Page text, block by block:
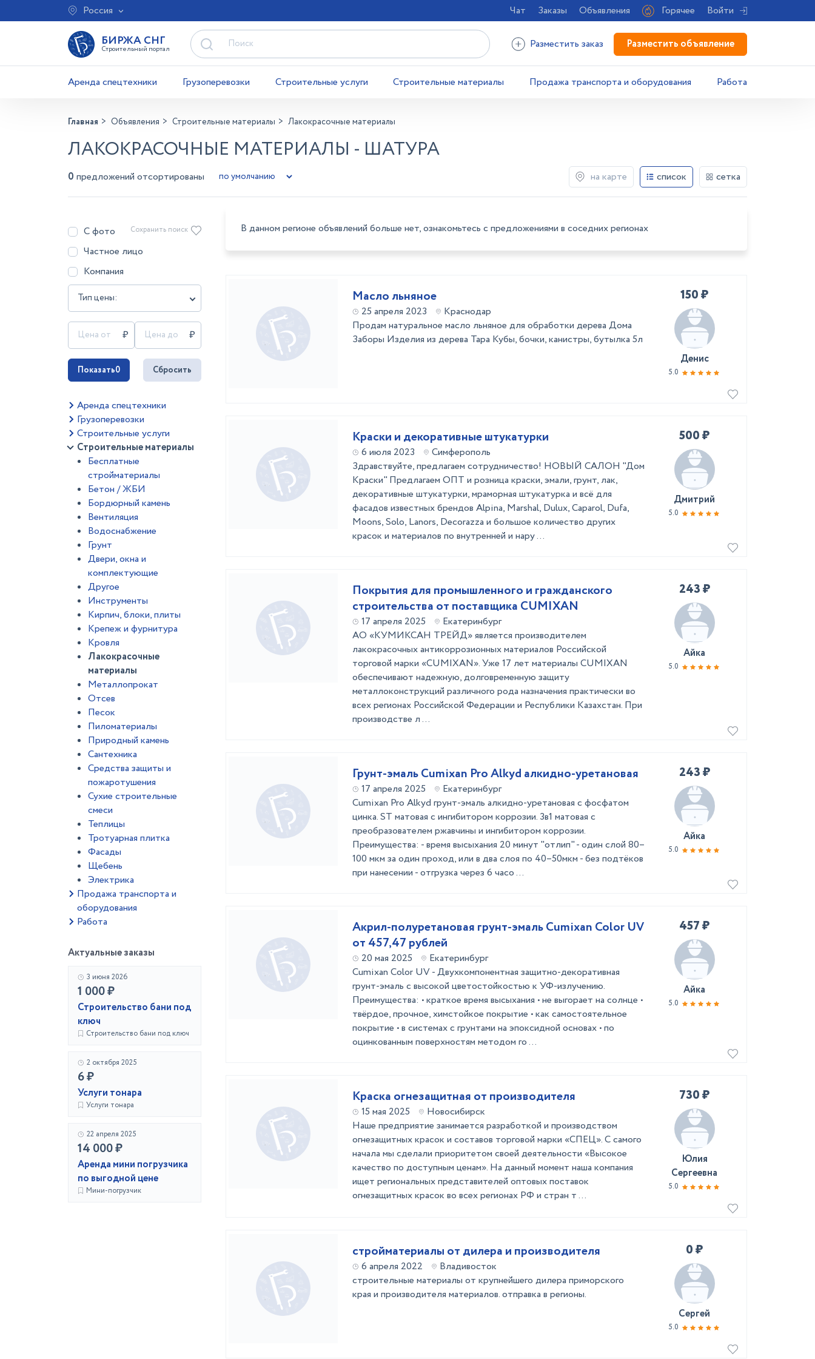
Россия Чат Заказы Объявления Горячее Войти
БИРЖА СНГ
Строительный портал Разместить заказ Разместить объявление
Аренда спецтехники Грузоперевозки Строительные услуги Строительные материалы Продажа транспорта и оборудования Работа
Главная Объявления Строительные материалы Лакокрасочные материалы
ЛАКОКРАСОЧНЫЕ МАТЕРИАЛЫ - ШАТУРА
0 предложений отсортированы на карте список сетка
С фото
Частное лицо
Компания
Тип цены:
Сохранить поиск
Показать0 Сбросить
Аренда спецтехники
Грузоперевозки
Строительные услуги
Строительные материалы
Бесплатные
стройматериалы
Бетон / ЖБИ
Бордюрный камень
Вентиляция
Водоснабжение
Грунт
Двери, окна и
комплектующие
Другое
Инструменты
Кирпич, блоки, плиты
Крепеж и фурнитура
Кровля
Лакокрасочные
материалы
Металлопрокат
Отсев
Песок
Пиломатериалы
Природный камень
Сантехника
Средства защиты и
пожаротушения
Сухие строительные
смеси
Теплицы
Тротуарная плитка
Фасады
Щебень
Электрика
Продажа транспорта и
оборудования
Работа
Актуальные заказы
3 июня 2026
1 000 ₽
Строительство бани под
ключ
Строительство бани под ключ
2 октября 2025
6 ₽
Услуги тонара
Услуги тонара
22 апреля 2025
14 000 ₽
Аренда мини погрузчика
по выгодной цене
Мини-погрузчик
В данном регионе объявлений больше нет, ознакомьтесь с предложениями в соседних регионах
Масло льняное
25 апреля 2023
Краснодар
Продам натуральное масло льняное для обработки дерева Дома
Заборы Изделия из дерева Тара Кубы, бочки, канистры, бутылка 5л
150 ₽
Денис
5.0
Краски и декоративные штукатурки
6 июля 2023
Симферополь
Здравствуйте, предлагаем сотрудничество! НОВЫЙ САЛОН "Дом
Краски" Предлагаем ОПТ и розница краски, эмали, грунт, лак,
декоративные штукатурки, мраморная штукатурка и всё для
фасадов известных брендов Alpina, Marshal, Dulux, Caparol, Dufa,
Moons, Solo, Lanors, Decorazza и большое количество других
красок и материалов по внутренней и нару ...
500 ₽
Дмитрий
5.0
Покрытия для промышленного и гражданского
строительства от поставщика CUMIXAN
17 апреля 2025
Екатеринбург
АО «КУМИКСАН ТРЕЙД» является производителем
лакокрасочных антикоррозионных материалов Российской
торговой марки «CUMIXAN». Уже 17 лет материалы CUMIXAN
обеспечивают надежную, долговременную защиту
металлоконструкций различного рода назначения практически во
всех регионах Российской Федерации и Республики Казахстан. При
производстве л ...
243 ₽
Айка
5.0
Грунт-эмаль Cumixan Pro Alkyd алкидно-уретановая
17 апреля 2025
Екатеринбург
Cumixan Pro Alkyd грунт-эмаль алкидно-уретановая с фосфатом
цинка. ST матовая с ингибитором коррозии. 3в1 матовая с
преобразователем ржавчины и ингибитором коррозии.
Преимущества: - время высыхания 20 минут "отлип" - один слой 80–
100 мкм за один проход, или в два слоя по 40–50мкм - без подтёков
при нанесении - отгрузка через 6 часо ...
243 ₽
Айка
5.0
Акрил-полуретановая грунт-эмаль Cumixan Color UV
от 457,47 рублей
20 мая 2025
Екатеринбург
Cumixan Color UV - Двухкомпонентная защитно-декоративная
грунт-эмаль с высокой цветостойкостью к УФ-излучению.
Преимущества: • краткое время высыхания • не выгорает на солнце •
твёрдое, прочное, химстойкое покрытие • как самостоятельное
покрытие • в системах с грунтами на эпоксидной основах • по
оцинкованным поверхностям методом го ...
457 ₽
Айка
5.0
Краска огнезащитная от производителя
15 мая 2025
Новосибирск
Наше предприятие занимается разработкой и производством
огнезащитных красок и составов торговой марки «СПЕЦ». С самого
начала мы сделали приоритетом своей деятельности «Высокое
качество по доступным ценам». На данный момент наша компания
ищет региональных представителей оптовых поставок
огнезащитных красок во всех регионах РФ и стран т ...
730 ₽
Юлия
Сергеевна
5.0
стройматериалы от дилера и производителя
6 апреля 2022
Владивосток
строительные материалы от крупнейшего дилера приморского
края и производителя материалов. отправка в регионы.
0 ₽
Сергей
5.0